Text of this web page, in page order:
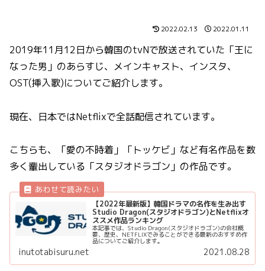
2022.02.13 2022.01.11
2019年11月12日から韓国のtvNで放送されていた「王に
なった男」のあらすじ、メインキャスト、インスタ、
OST(挿入歌)についてご紹介します。
現在、日本ではNetflixで全話配信されています。
こちらも、「愛の不時着」「トッケビ」など有名作品を数
多く輩出している「スタジオドラゴン」の作品です。
【2022年最新版】韓国ドラマの名作を生み出す
Studio Dragon(スタジオドラゴン)とNetflixオ
ススメ作品ランキング
本記事では、Studio Dragon(スタジオドラゴン)の会社概
要、歴史、NETFLIXでみることができる最新のおすすめ作
品についてご紹介します。
inutotabisuru.net 2021.08.28